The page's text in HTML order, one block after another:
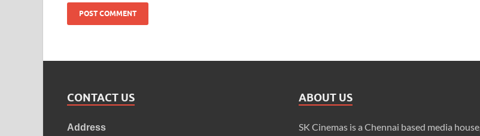
CONTACT US
Address
ABOUT US
SK Cinemas is a Chennai based media house,